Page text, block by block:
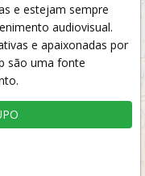
e estejam sempre
audiovisual.
e apaixonadas por
são uma fonte